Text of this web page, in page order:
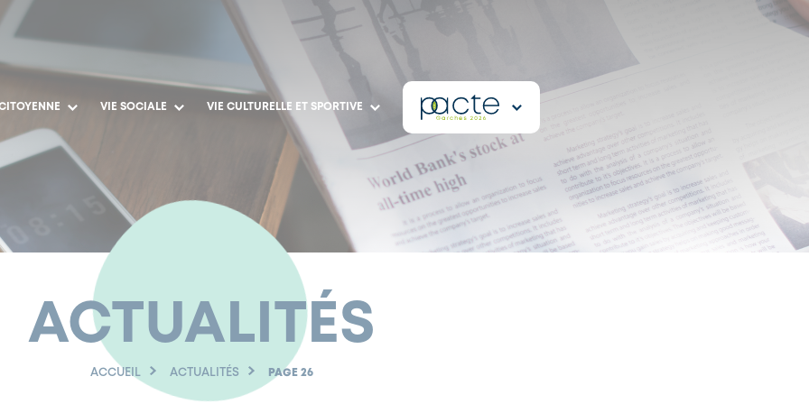
VIE SOCIALE VIE CULTURELLE ET SPORTIVE
ACTUALITÉS
ACCUEIL ACTUALITÉS PAGE 26